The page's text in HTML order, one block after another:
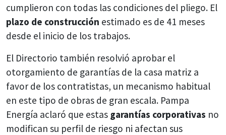
cumplieron con todas las condiciones del pliego. El
plazo de construcción estimado es de 41 meses
desde el inicio de los trabajos.
El Directorio también resolvió aprobar el
otorgamiento de garantías de la casa matriz a
favor de los contratistas, un mecanismo habitual
en este tipo de obras de gran escala. Pampa
Energía aclaró que estas garantías corporativas no
modifican su perfil de riesgo ni afectan sus